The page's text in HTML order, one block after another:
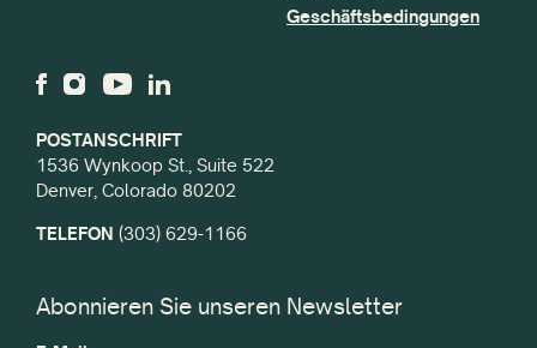
POSTANSCHRIFT
1536 Wynkoop St., Suite 522
Denver, Colorado 80202
TELEFON (303) 629-1166
Geschäftsbedingungen
Abonnieren Sie unseren Newsletter